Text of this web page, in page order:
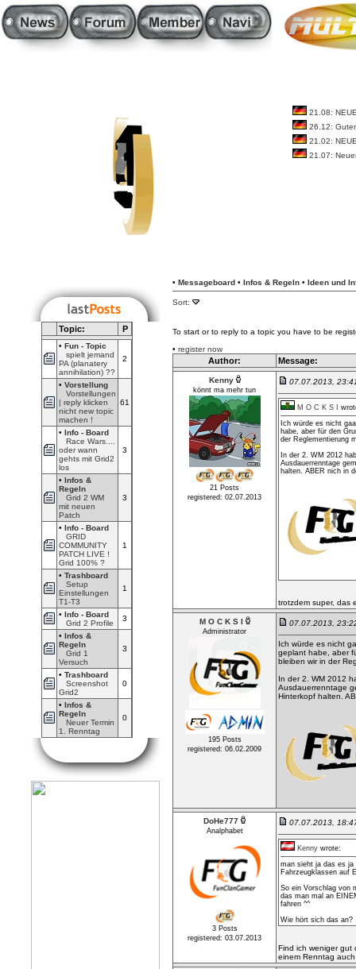
21.08:
26.12:
21.02:
21.07:
Topic: P
• Fun - Topic
spielt jemand
PA (planatery
annihilation) ??
2
• Vorstellung
Vorstellungen
| reply klicken
nicht new topic
machen !
61
• Info - Board
Race Wars....
oder wann
gehts mit Grid2
los
3
• Infos &
Regeln
Grid 2 WM
mit neuen
Patch
3
• Info - Board
GRID
COMMUNITY
PATCH LIVE !
Grid 100% ?
1
• Trashboard
Setup
Einstellungen
T1-T3
1
• Info - Board
Grid 2 Profile
3
• Infos &
Regeln
Grid 1
Versuch
3
• Trashboard
Screenshot
Grid2
0
• Infos &
Regeln
Neuer Termin
1. Renntag
0
• Messageboard • Infos & Regeln • Ideen und
Sort:
To start or to reply to a topic you have to be
• register now
Author: Message:
Kenny
könnt ma mehr tun
21 Posts
registered: 02.07.2013
07.07.2013,
M O C K S I
Ich würde es nicht
habe, aber für den
der Reglementierung
In der 2. WM 2012
Ausdauerrenntage
halten. ABER nich in
trotzdem super, das
M O C K S I
Administrator
195 Posts
registered: 06.02.2009
07.07.2013,
Ich würde es nicht
geplant habe, aber
bleiben wir in der
In der 2. WM 2012
Ausdauerrenntage
Hinterkopf halten.
DoHe777
Analphabet
3 Posts
registered: 03.07.2013
07.07.2013,
Kenny wrote:
man sieht ja das es
Fahrzeugklassen auf
So ein Vorschlag von
das man mal an
fahren ^^
Wie hört sich das an?
Find ich weniger gut
einem Renntag